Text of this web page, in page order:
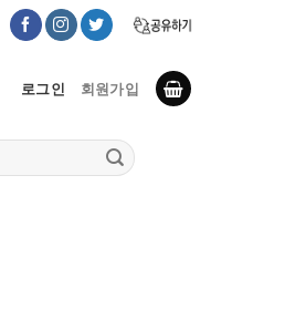
로그인 회원가입